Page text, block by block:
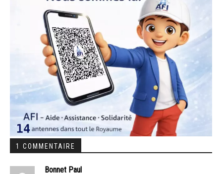
1 COMMENTAIRE
Bonnet Paul